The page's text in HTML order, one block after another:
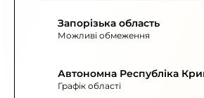
Запорізька область
Можливі обмеження
Автономна Республіка
Графік області